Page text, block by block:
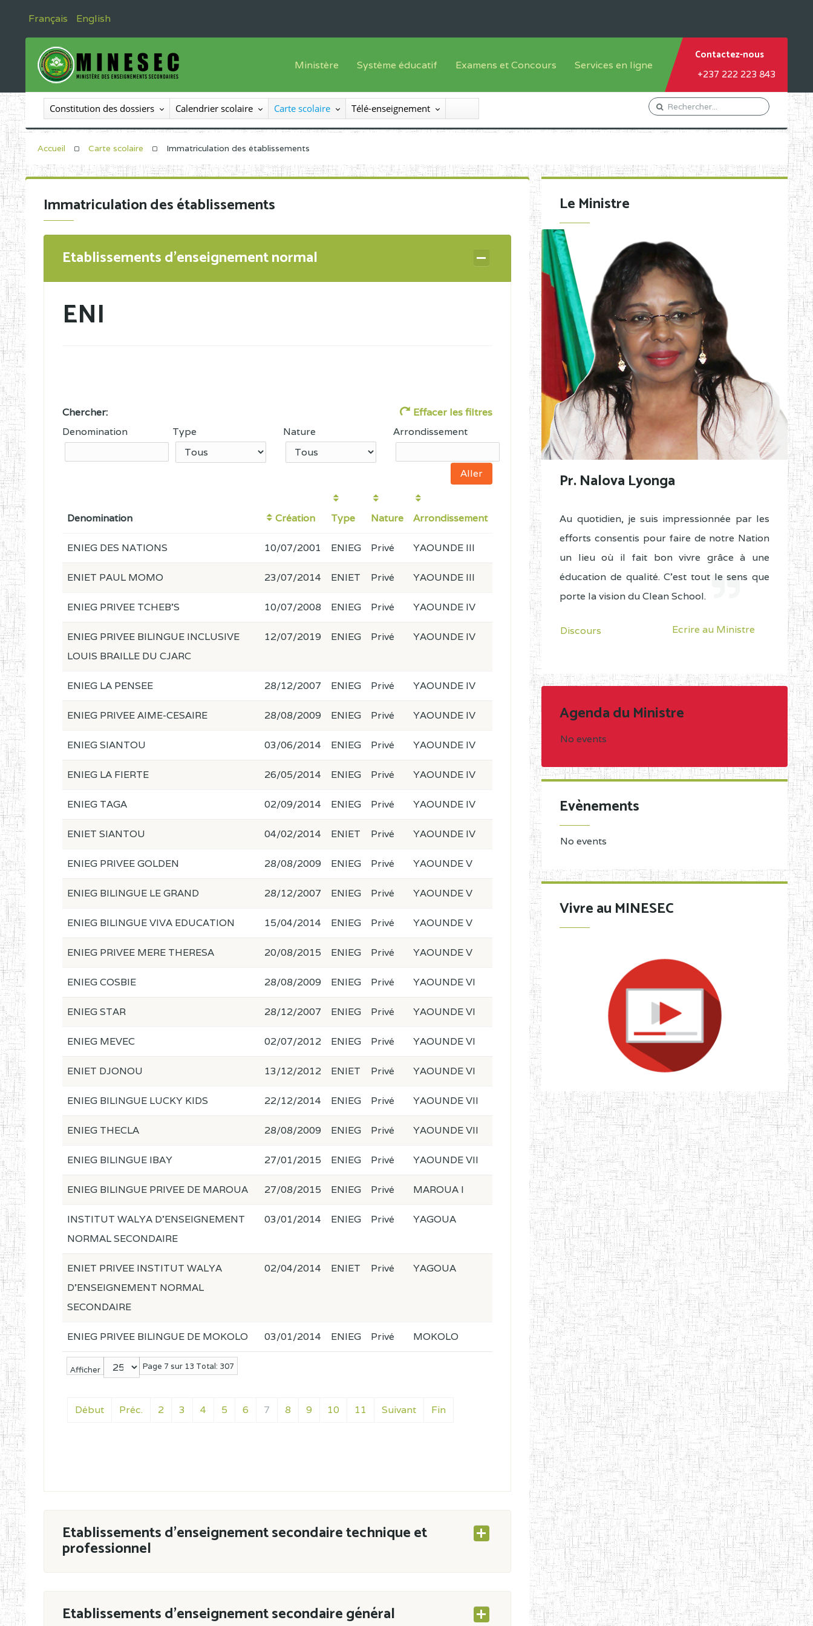
Français English
Ministère
Le Ministre
Le SEESEN
Inspection Générale des Enseignements
Organigramme
Système éducatif
Offre de formation
Sous système francophone
Progammes d'études
Examens et Concours
Inscriptions
Liste des candidats
Diplômes disponibles
Services en ligne
Orientation Conseil
Gestion du Personnel
Demande de subvention
Contactez-nous
+237 222 223 843
Constitution des dossiers Calendrier scolaire Carte scolaire Télé-enseignement
Accueil Carte scolaire Immatriculation des établissements
Immatriculation des établissements
Etablissements d'enseignement normal
ENI
Chercher:
Effacer les filtres
Denomination
Type Nature Arrondissement
Denomination Création Type Nature Arrondissement
Afficher Page 7 sur 13 Total: 307
Début Préc. 2 3 4 5 6 7 8 9 10 11 Suivant Fin
ENIEG DES NATIONS 10/07/2001 ENIEG Privé YAOUNDE III
ENIET PAUL MOMO 23/07/2014 ENIET Privé YAOUNDE III
ENIEG PRIVEE TCHEB'S 10/07/2008 ENIEG Privé YAOUNDE IV
ENIEG PRIVEE BILINGUE INCLUSIVE
LOUIS BRAILLE DU CJARC
12/07/2019 ENIEG Privé YAOUNDE IV
ENIEG LA PENSEE 28/12/2007 ENIEG Privé YAOUNDE IV
ENIEG PRIVEE AIME-CESAIRE 28/08/2009 ENIEG Privé YAOUNDE IV
ENIEG SIANTOU 03/06/2014 ENIEG Privé YAOUNDE IV
ENIEG LA FIERTE 26/05/2014 ENIEG Privé YAOUNDE IV
ENIEG TAGA 02/09/2014 ENIEG Privé YAOUNDE IV
ENIET SIANTOU 04/02/2014 ENIET Privé YAOUNDE IV
ENIEG PRIVEE GOLDEN 28/08/2009 ENIEG Privé YAOUNDE V
ENIEG BILINGUE LE GRAND 28/12/2007 ENIEG Privé YAOUNDE V
ENIEG BILINGUE VIVA EDUCATION 15/04/2014 ENIEG Privé YAOUNDE V
ENIEG PRIVEE MERE THERESA 20/08/2015 ENIEG Privé YAOUNDE V
ENIEG COSBIE 28/08/2009 ENIEG Privé YAOUNDE VI
ENIEG STAR 28/12/2007 ENIEG Privé YAOUNDE VI
ENIEG MEVEC 02/07/2012 ENIEG Privé YAOUNDE VI
ENIET DJONOU 13/12/2012 ENIET Privé YAOUNDE VI
ENIEG BILINGUE LUCKY KIDS 22/12/2014 ENIEG Privé YAOUNDE VII
ENIEG THECLA 28/08/2009 ENIEG Privé YAOUNDE VII
ENIEG BILINGUE IBAY 27/01/2015 ENIEG Privé YAOUNDE VII
ENIEG BILINGUE PRIVEE DE MAROUA 27/08/2015 ENIEG Privé MAROUA I
INSTITUT WALYA D'ENSEIGNEMENT
NORMAL SECONDAIRE
03/01/2014 ENIEG Privé YAGOUA
ENIET PRIVEE INSTITUT WALYA
D'ENSEIGNEMENT NORMAL
SECONDAIRE
02/04/2014 ENIET Privé YAGOUA
ENIEG PRIVEE BILINGUE DE MOKOLO 03/01/2014 ENIEG Privé MOKOLO
Etablissements d'enseignement secondaire technique et
professionnel
ESTP
Etablissements d'enseignement secondaire général
Le Ministre
Pr. Nalova Lyonga
Au quotidien, je suis impressionnée par les
efforts consentis pour faire de notre Nation
un lieu où il fait bon vivre grâce à une
éducation de qualité. C'est tout le sens que
porte la vision du Clean School.
Discours Ecrire au Ministre
Agenda du Ministre
No events
Evènements
No events
Vivre au MINESEC